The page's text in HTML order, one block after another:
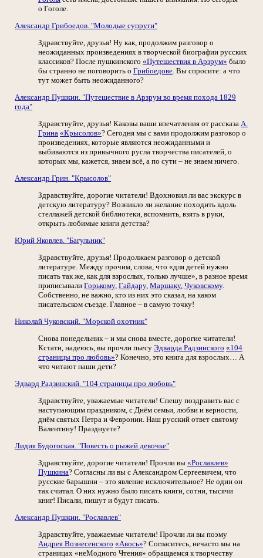
о Гоголе.
Александр Грибоедов. "Молодые супруги"
Здравствуйте, друзья! Ну как, продолжим разговор о
неожиданных произведениях в творческой биографии русских
классиков? После пушкинского «Путешествия в Арзрум» было
бы странно не поговорить о Грибоедове. Вы спросите: а что
тут может быть неожиданного?
Александр Пушкин. "Путешествие в Арзрум во время похода 1829
года"
Здравствуйте, друзья! Каковы ваши впечатления от рассказа А.
Грина «Крысолов»? Сегодня мы с вами продолжим разговор о
произведениях, которые являются неожиданными и
выбиваются из привычного русла творчества писателей, о
которых мы, кажется, знаем всё, а по сути – не знаем ничего.
Александр Грин. "Крысолов"
Здравствуйте, дорогие читатели! Вдохновил ли вас экскурс в
детскую литературу? Возникло ли желание походить вдоль
стеллажей детской библиотеки, вспомнить, взять в руки,
открыть любимые книги детства?
Юрий Яковлев. "Багульник"
Здравствуйте, друзья! Продолжаем разговор о детской
литературе. Между прочим, слова, что «для детей нужно
писать так же, как для взрослых, только лучше», в разное время
приписывали Горькому, Гайдару, Маршаку, Чуковскому.
Собственно, не важно, кто из них это сказал, на каком
писательском съезде. Главное – в самую точку!
Николай Чуковский. "Морской охотник"
Снова понедельник – и мы снова вместе, дорогие читатели!
Кстати, надеюсь, вы прочли пьесу Эдварда Радзинского «104
страницы про любовь»? Конечно, это книга для взрослых… А
что читают наши дети?
Эдвард Радзинский. "104 страницы про любовь"
Здравствуйте, уважаемые читатели! Спешу поздравить вас с
наступающим праздником, с Днём семьи, любви и верности,
днём святых Петра и Февронии. Наш русский ответ святому
Валентину! Празднуете?
Лидия Будогоская. "Повесть о рыжей девочке"
Здравствуйте, дорогие читатели! Прочли вы «Рославлев»
Пушкина? Согласны ли вы с Александром Сергеевичем, что
русские барышни – это явление исключительное? Не один он
так считал. О них нужно было писать книги, сотни, тысячи
книг! Писали, пишут и будут писать.
Александр Пушкин. "Рославлев"
Здравствуйте, уважаемые читатели! Прочли ли вы поэму
Андрея Вознесенского «Авось»? Согласитесь, нечасто мы на
страницах «неМодного Чтения» обращаемся к творчеству